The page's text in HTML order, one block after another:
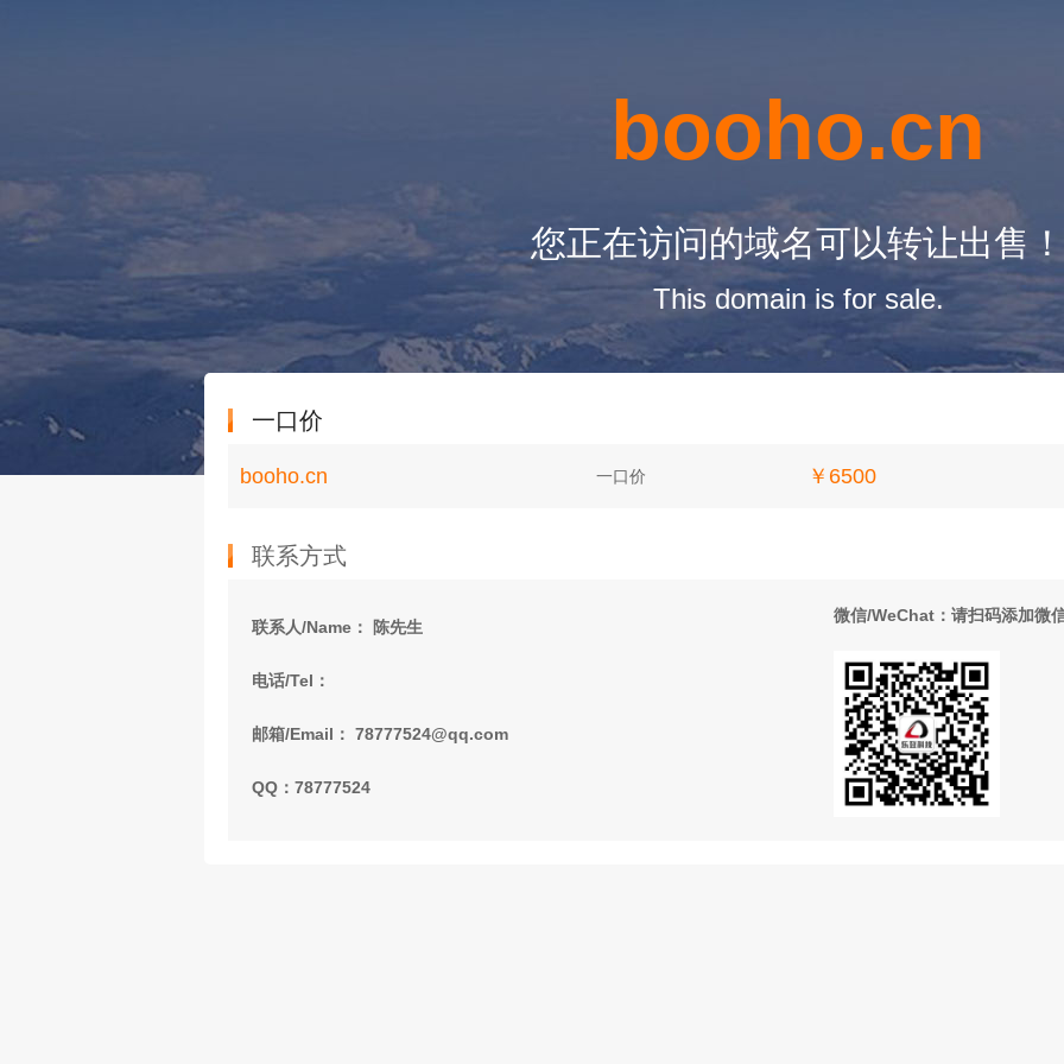
booho.cn
您正在访问的域名可以转让出售！
This domain is for sale.
一口价
booho.cn 一口价 ￥6500
联系方式
联系人/Name： 陈先生
电话/Tel：
邮箱/Email： 78777524@qq.com
QQ：78777524
微信/WeChat：请扫码添加微